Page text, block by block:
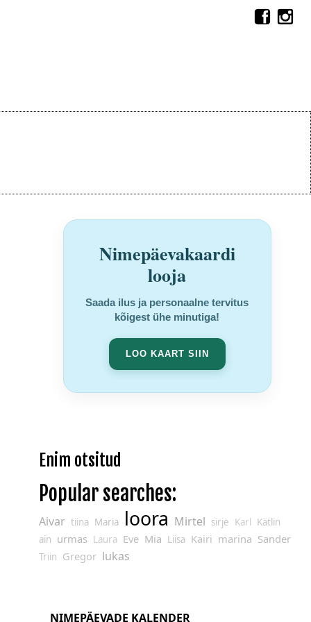
Nimepäevakaardi
looja
Saada ilus ja personaalne tervitus
kõigest ühe minutiga!
LOO KAART SIIN
Enim otsitud
Popular searches:
Aivar tiina Maria loora Mirtel sirje Karl
Kätlin
ain urmas Laura Eve Mia Liisa Kairi marina Sander
Triin Gregor lukas
NIMEPÄEVADE KALENDER